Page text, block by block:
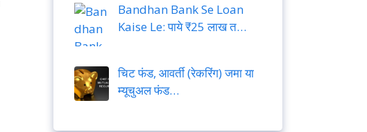
Bandhan Bank Se Loan
Kaise Le: पाये ₹25 लाख त…
चिट फंड, आवर्ती (रेकरिंग) जमा या
म्यूचुअल फंड…